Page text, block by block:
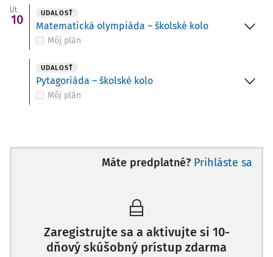
Ut
10 UDALOSŤ
Matematická olympiáda – školské kolo
Môj plán
UDALOSŤ
Pytagoriáda – školské kolo
Môj plán
Máte predplatné? Prihláste sa
Zaregistrujte sa a aktivujte si 10-
dňový skúšobný prístup zdarma